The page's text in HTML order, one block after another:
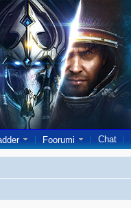
Foorumi Chat